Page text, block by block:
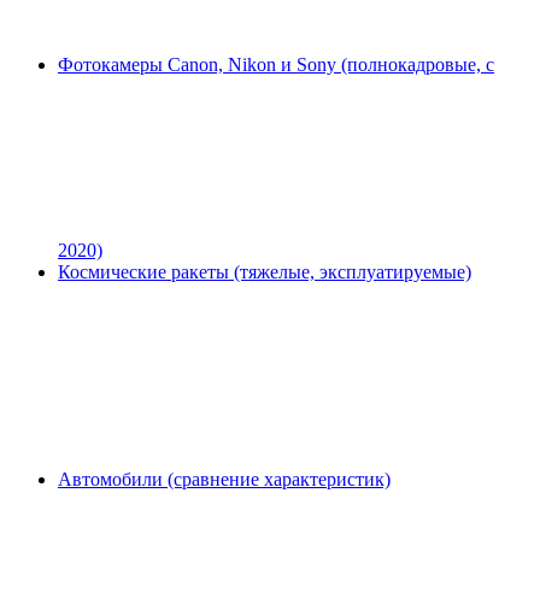
Фотокамеры Canon, Nikon и Sony (полнокадровые, с
2020)
Космические ракеты (тяжелые, эксплуатируемые)
Автомобили (сравнение характеристик)